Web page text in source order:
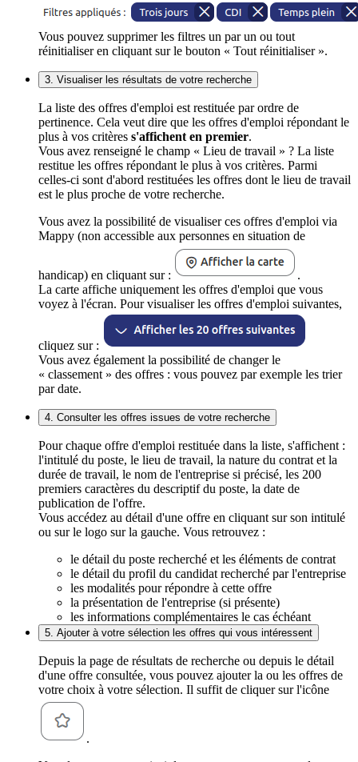
Vous pouvez supprimer les filtres un par un ou tout
réinitialiser en cliquant sur le bouton « Tout réinitialiser ».
3. Visualiser les résultats de votre recherche
La liste des offres d'emploi est restituée par ordre de
pertinence. Cela veut dire que les offres d'emploi répondant le
plus à vos critères s'affichent en premier.
Vous avez renseigné le champ « Lieu de travail » ? La liste
restitue les offres répondant le plus à vos critères. Parmi
celles-ci sont d'abord restituées les offres dont le lieu de travail
est le plus proche de votre recherche.
Vous avez la possibilité de visualiser ces offres d'emploi via
Mappy (non accessible aux personnes en situation de
handicap) en cliquant sur :
.
La carte affiche uniquement les offres d'emploi que vous
voyez à l'écran. Pour visualiser les offres d'emploi suivantes,
cliquez sur :
Vous avez également la possibilité de changer le
« classement » des offres : vous pouvez par exemple les trier
par date.
4. Consulter les offres issues de votre recherche
Pour chaque offre d'emploi restituée dans la liste, s'affichent :
l'intitulé du poste, le lieu de travail, la nature du contrat et la
durée de travail, le nom de l'entreprise si précisé, les 200
premiers caractères du descriptif du poste, la date de
publication de l'offre.
Vous accédez au détail d'une offre en cliquant sur son intitulé
ou sur le logo sur la gauche. Vous retrouvez :
le détail du poste recherché et les éléments de contrat
le détail du profil du candidat recherché par l'entreprise
les modalités pour répondre à cette offre
la présentation de l'entreprise (si présente)
les informations complémentaires le cas échéant
5. Ajouter à votre sélection les offres qui vous intéressent
Depuis la page de résultats de recherche ou depuis le détail
d'une offre consultée, vous pouvez ajouter la ou les offres de
votre choix à votre sélection. Il suffit de cliquer sur l'icône
.